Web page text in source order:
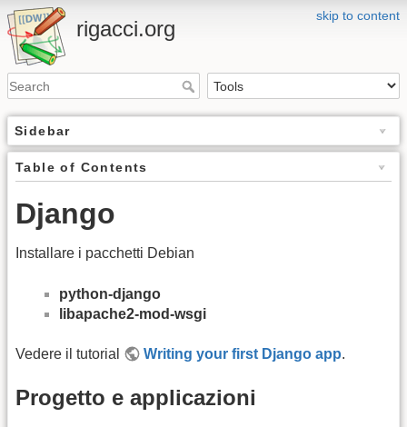
skip to content
rigacci.org
Sidebar
Table of Contents
Django
Installare i pacchetti Debian
python-django
libapache2-mod-wsgi
Vedere il tutorial Writing your first Django app.
Progetto e applicazioni